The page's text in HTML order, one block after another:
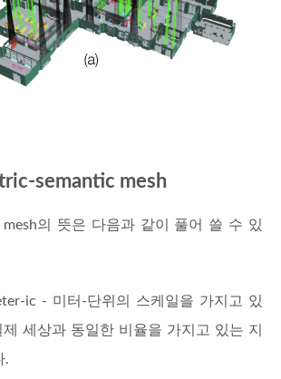
semantic mesh
의 뜻은 다음과 같이 풀어 쓸 수 있
ic - 미터-단위의 스케일을 가지고 있
세상과 동일한 비율을 가지고 있는 지
.